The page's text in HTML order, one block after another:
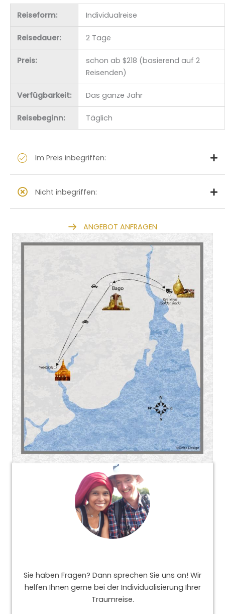
Reiseform: Individualreise
Reisedauer: 2 Tage
Preis:
schon ab $218 (basierend auf 2
Reisenden)
Verfügbarkeit: Das ganze Jahr
Reisebeginn: Täglich
Im Preis inbegriffen:
Nicht inbegriffen:
ANGEBOT ANFRAGEN
Sie haben Fragen? Dann sprechen Sie uns an! Wir
helfen Ihnen gerne bei der Individualisierung Ihrer
Traumreise.